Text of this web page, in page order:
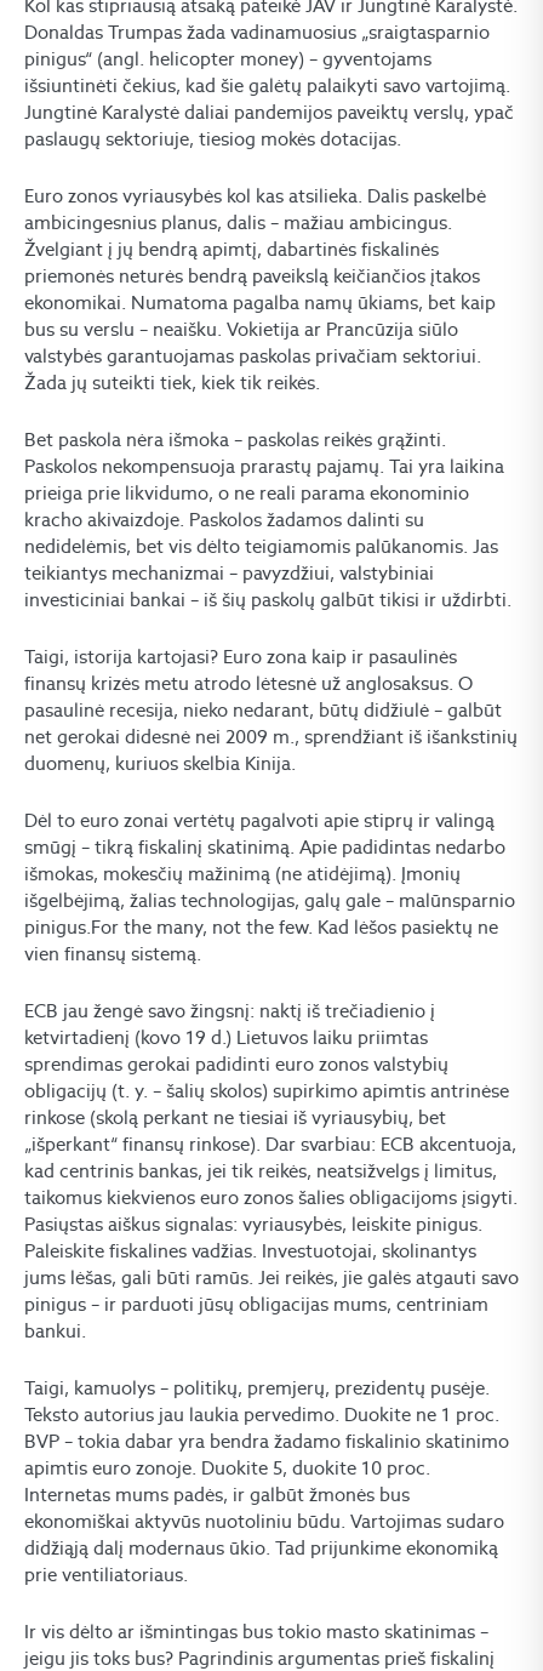
Kol kas stipriausią atsaką pateikė JAV ir Jungtinė Karalystė.
Donaldas Trumpas žada vadinamuosius „sraigtasparnio
pinigus“ (angl. helicopter money) – gyventojams
išsiuntinėti čekius, kad šie galėtų palaikyti savo vartojimą.
Jungtinė Karalystė daliai pandemijos paveiktų verslų, ypač
paslaugų sektoriuje, tiesiog mokės dotacijas.
Euro zonos vyriausybės kol kas atsilieka. Dalis paskelbė
ambicingesnius planus, dalis – mažiau ambicingus.
Žvelgiant į jų bendrą apimtį, dabartinės fiskalinės
priemonės neturės bendrą paveikslą keičiančios įtakos
ekonomikai. Numatoma pagalba namų ūkiams, bet kaip
bus su verslu – neaišku. Vokietija ar Prancūzija siūlo
valstybės garantuojamas paskolas privačiam sektoriui.
Žada jų suteikti tiek, kiek tik reikės.
Bet paskola nėra išmoka – paskolas reikės grąžinti.
Paskolos nekompensuoja prarastų pajamų. Tai yra laikina
prieiga prie likvidumo, o ne reali parama ekonominio
kracho akivaizdoje. Paskolos žadamos dalinti su
nedidelėmis, bet vis dėlto teigiamomis palūkanomis. Jas
teikiantys mechanizmai – pavyzdžiui, valstybiniai
investiciniai bankai – iš šių paskolų galbūt tikisi ir uždirbti.
Taigi, istorija kartojasi? Euro zona kaip ir pasaulinės
finansų krizės metu atrodo lėtesnė už anglosaksus. O
pasaulinė recesija, nieko nedarant, būtų didžiulė – galbūt
net gerokai didesnė nei 2009 m., sprendžiant iš išankstinių
duomenų, kuriuos skelbia Kinija.
Dėl to euro zonai vertėtų pagalvoti apie stiprų ir valingą
smūgį – tikrą fiskalinį skatinimą. Apie padidintas nedarbo
išmokas, mokesčių mažinimą (ne atidėjimą). Įmonių
išgelbėjimą, žalias technologijas, galų gale – malūnsparnio
pinigus.For the many, not the few. Kad lėšos pasiektų ne
vien finansų sistemą.
ECB jau žengė savo žingsnį: naktį iš trečiadienio į
ketvirtadienį (kovo 19 d.) Lietuvos laiku priimtas
sprendimas gerokai padidinti euro zonos valstybių
obligacijų (t. y. – šalių skolos) supirkimo apimtis antrinėse
rinkose (skolą perkant ne tiesiai iš vyriausybių, bet
„išperkant“ finansų rinkose). Dar svarbiau: ECB akcentuoja,
kad centrinis bankas, jei tik reikės, neatsižvelgs į limitus,
taikomus kiekvienos euro zonos šalies obligacijoms įsigyti.
Pasiųstas aiškus signalas: vyriausybės, leiskite pinigus.
Paleiskite fiskalines vadžias. Investuotojai, skolinantys
jums lėšas, gali būti ramūs. Jei reikės, jie galės atgauti savo
pinigus – ir parduoti jūsų obligacijas mums, centriniam
bankui.
Taigi, kamuolys – politikų, premjerų, prezidentų pusėje.
Teksto autorius jau laukia pervedimo. Duokite ne 1 proc.
BVP – tokia dabar yra bendra žadamo fiskalinio skatinimo
apimtis euro zonoje. Duokite 5, duokite 10 proc.
Internetas mums padės, ir galbūt žmonės bus
ekonomiškai aktyvūs nuotoliniu būdu. Vartojimas sudaro
didžiąją dalį modernaus ūkio. Tad prijunkime ekonomiką
prie ventiliatoriaus.
Ir vis dėlto ar išmintingas bus tokio masto skatinimas –
jeigu jis toks bus? Pagrindinis argumentas prieš fiskalinį